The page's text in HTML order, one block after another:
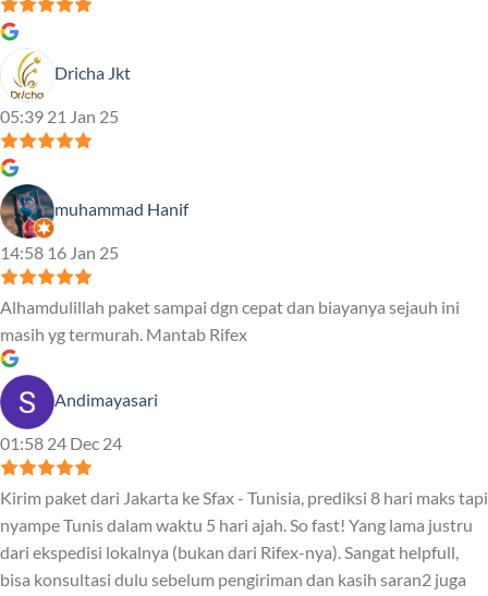
Dricha Jkt
05:39 21 Jan 25
muhammad Hanif
14:58 16 Jan 25
Alhamdulillah paket sampai dgn cepat dan biayanya sejauh ini
masih yg termurah. Mantab Rifex
Andimayasari
01:58 24 Dec 24
Kirim paket dari Jakarta ke Sfax - Tunisia, prediksi 8 hari maks tapi
nyampe Tunis dalam waktu 5 hari ajah. So fast! Yang lama justru
dari ekspedisi lokalnya (bukan dari Rifex-nya). Sangat helpfull,
bisa konsultasi dulu sebelum pengiriman dan kasih saran2 juga